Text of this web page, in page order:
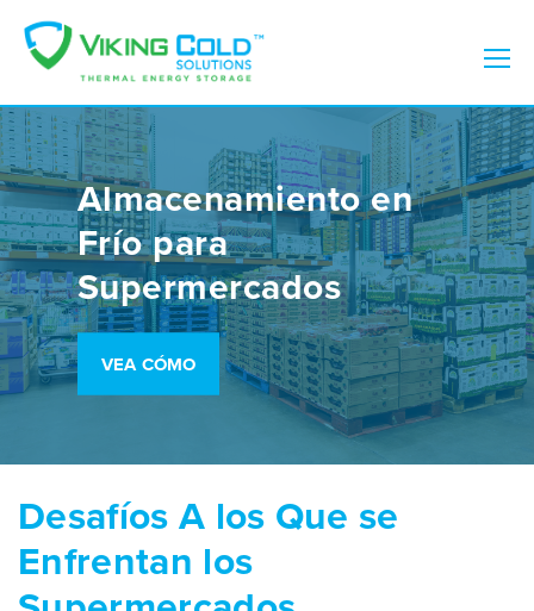
Almacenamiento en
Frío para
Supermercados
VEA CÓMO
Desafíos A los Que se
Enfrentan los